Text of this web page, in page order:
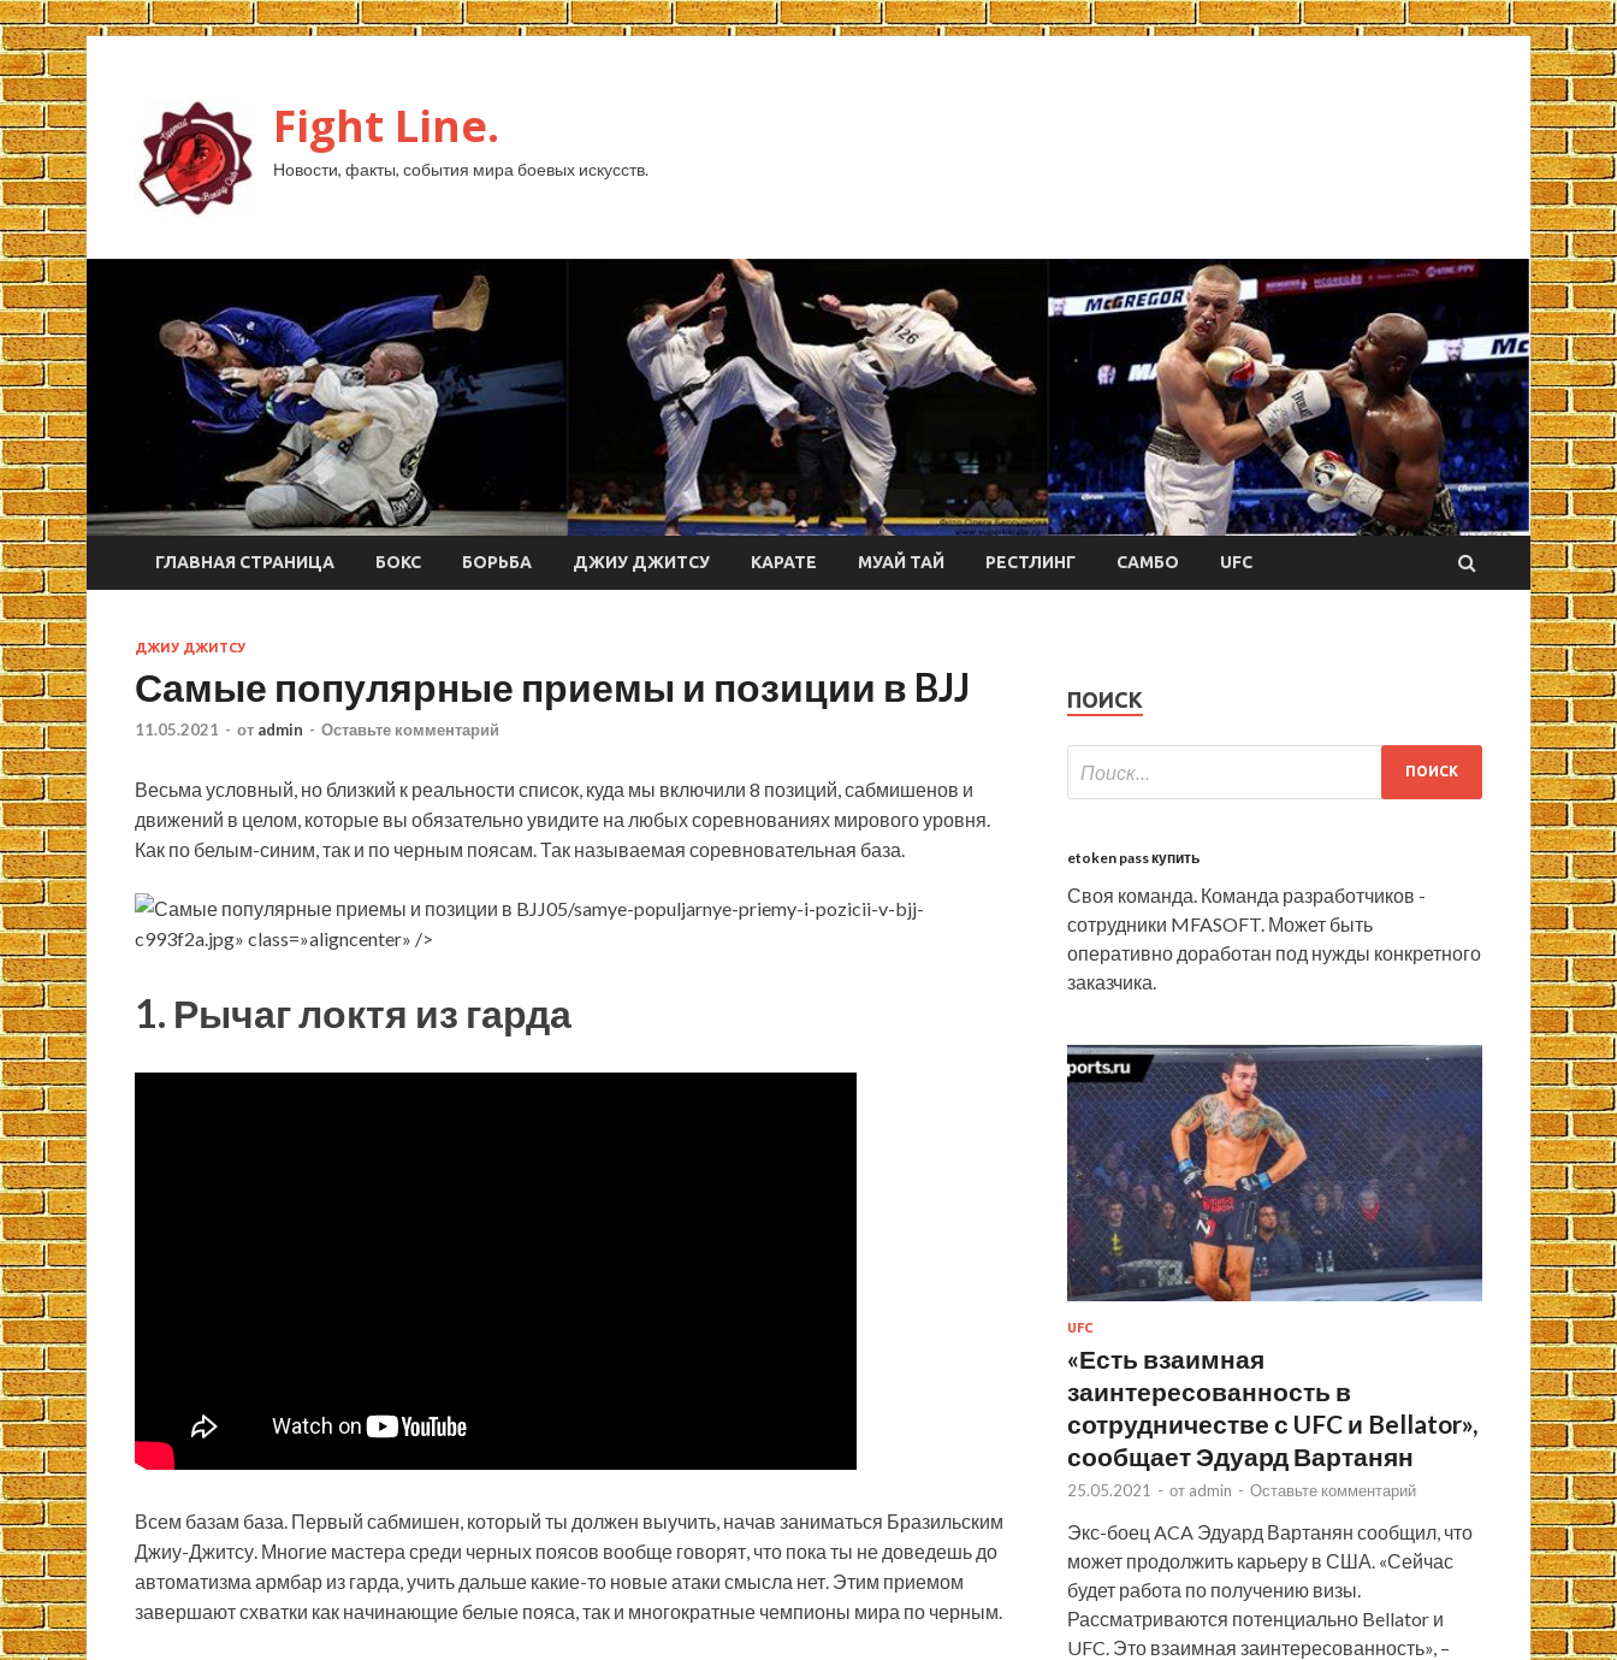
Fight Line.
Новости, факты, события мира боевых искусств.
ГЛАВНАЯ СТРАНИЦА БОКС БОРЬБА ДЖИУ ДЖИТСУ КАРАТЕ МУАЙ ТАЙ РЕСТЛИНГ САМБО UFC
ДЖИУ ДЖИТСУ
Самые популярные приемы и позиции в BJJ
11.05.2021 - от admin - Оставьте комментарий
Весьма условный, но близкий к реальности список, куда мы включили 8 позиций, сабмишенов и
движений в целом, которые вы обязательно увидите на любых соревнованиях мирового уровня.
Как по белым-синим, так и по черным поясам. Так называемая соревновательная база.
05/samye-populjarnye-priemy-i-pozicii-v-bjj-
c993f2a.jpg» class=»aligncenter» />
1. Рычаг локтя из гарда
Всем базам база. Первый сабмишен, который ты должен выучить, начав заниматься Бразильским
Джиу-Джитсу. Многие мастера среди черных поясов вообще говорят, что пока ты не доведешь до
автоматизма армбар из гарда, учить дальше какие-то новые атаки смысла нет. Этим приемом
завершают схватки как начинающие белые пояса, так и многократные чемпионы мира по черным.
ПОИСК
etoken pass купить
Своя команда. Команда разработчиков -
сотрудники MFASOFT. Может быть
оперативно доработан под нужды конкретного
заказчика.
UFC
«Есть взаимная
заинтересованность в
сотрудничестве с UFC и Bellator»,
сообщает Эдуард Вартанян
25.05.2021 - от admin - Оставьте комментарий
Экс-боец ACA Эдуард Вартанян сообщил, что
может продолжить карьеру в США. «Сейчас
будет работа по получению визы.
Рассматриваются потенциально Bellator и
UFC. Это взаимная заинтересованность», –